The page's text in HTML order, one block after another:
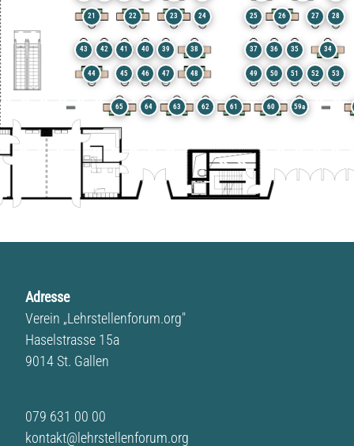
21 22 23 24 25 26 27 28
43 42 41 40 39 38 37 36 35 34
44 45 46 47 48 49 50 51 52 53
65 64 63 62 61 60 59a
Adresse
Verein „Lehrstellenforum.org"
Haselstrasse 15a
9014 St. Gallen
079 631 00 00
kontakt@lehrstellenforum.org